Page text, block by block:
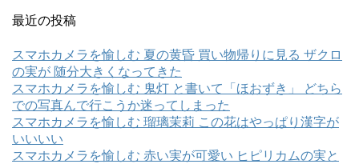
最近の投稿
スマホカメラを愉しむ 夏の黄昏 買い物帰りに見る ザクロ
の実が 随分大きくなってきた
スマホカメラを愉しむ 鬼灯 と書いて「ほおずき」 どちら
での写真んで行こうか迷ってしまった
スマホカメラを愉しむ 瑠璃茉莉 この花はやっぱり漢字が
いいいい
スマホカメラを愉しむ 赤い実が可愛い ヒピリカムの実と